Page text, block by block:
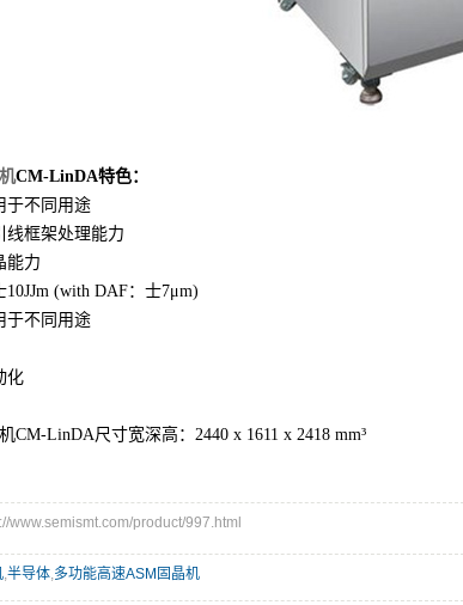
CM-LinDA特色：
于不同用途
线框架处理能力
能力
10JJm (with DAF：士7μm)
于不同用途
化
CM-LinDA尺寸宽深高：2440 x 1611 x 2418 mm³
www.semismt.com/product/997.html
,半导体,多功能高速ASM固晶机